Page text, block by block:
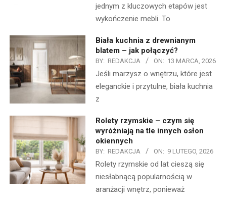
jednym z kluczowych etapów jest
wykończenie mebli. To
Biała kuchnia z drewnianym
blatem – jak połączyć?
BY: REDAKCJA ON: 13 MARCA, 2026
Jeśli marzysz o wnętrzu, które jest
eleganckie i przytulne, biała kuchnia
z
Rolety rzymskie – czym się
wyróżniają na tle innych osłon
okiennych
BY: REDAKCJA ON: 9 LUTEGO, 2026
Rolety rzymskie od lat cieszą się
niesłabnącą popularnością w
aranżacji wnętrz, ponieważ